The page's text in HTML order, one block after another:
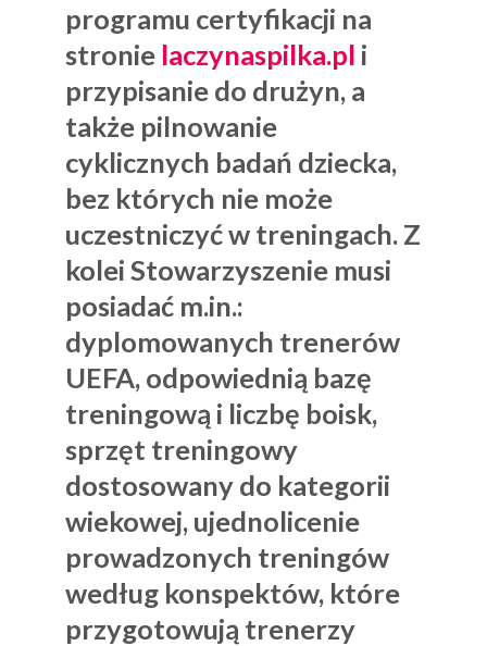
programu certyfikacji na
stronie laczynaspilka.pl i
przypisanie do drużyn, a
także pilnowanie
cyklicznych badań dziecka,
bez których nie może
uczestniczyć w treningach. Z
kolei Stowarzyszenie musi
posiadać m.in.:
dyplomowanych trenerów
UEFA, odpowiednią bazę
treningową i liczbę boisk,
sprzęt treningowy
dostosowany do kategorii
wiekowej, ujednolicenie
prowadzonych treningów
według konspektów, które
przygotowują trenerzy